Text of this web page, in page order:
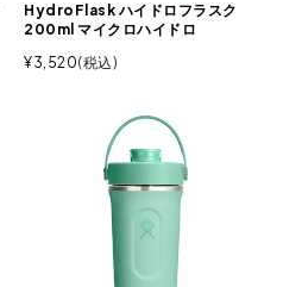
HydroFlask ハイドロフラスク
200ml マイクロハイドロ
¥3,520 税込